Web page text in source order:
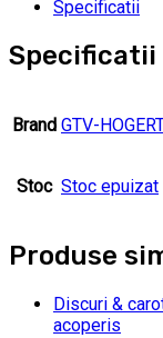
Specificatii
Specificatii
Brand GTV-
Stoc Stoc epuizat
Produse
Discuri &
acoperis